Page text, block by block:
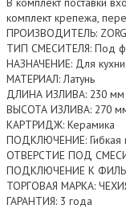
комплект крепежа,
ПРОИЗВОДИТЕЛЬ: ZORG
ТИП СМЕСИТЕЛЯ: Под
НАЗНАЧЕНИЕ: Для кухни
МАТЕРИАЛ: Латунь
ДЛИНА ИЗЛИВА: 230 мм
ВЫСОТА ИЗЛИВА: 270
КАРТРИДЖ: Керамика
ПОДКЛЮЧЕНИЕ: Гибкая
ОТВЕРСТИЕ ПОД
ПОДКЛЮЧЕНИЕ К
ТОРГОВАЯ МАРКА:
ГАРАНТИЯ: 3 года